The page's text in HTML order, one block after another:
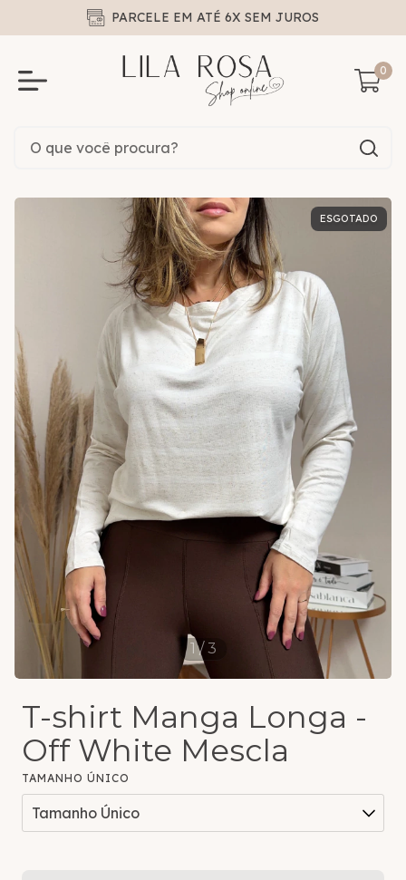
PARCELE EM ATÉ 6X SEM JUROS
0
ESGOTADO
1/3
T-shirt Manga Longa -
Off White Mescla
TAMANHO ÚNICO